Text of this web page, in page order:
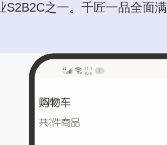
之一。千匠一品全面满